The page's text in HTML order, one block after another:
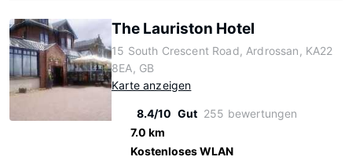
The Lauriston Hotel
15 South Crescent Road, Ardrossan, KA22
8EA, GB
Karte anzeigen
8.4/10 Gut 255 bewertungen
7.0 km
Kostenloses WLAN